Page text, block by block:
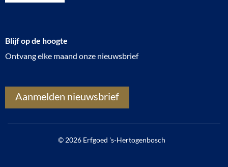
e
b
o
k
E
T
u
E
r
t
a
a
m
E
Blijf op de hoogte
Ontvang elke maand onze nieuwsbrief
Aanmelden nieuwsbrief
© 2026 Erfgoed 's-Hertogenbosch